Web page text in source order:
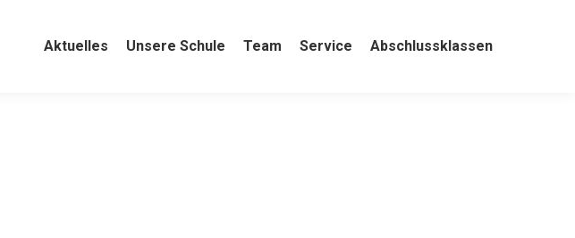
Aktuelles Unsere Schule Team Service Abschlussklassen
Aktuelles Unsere Schule Team Service Abschlussklassen